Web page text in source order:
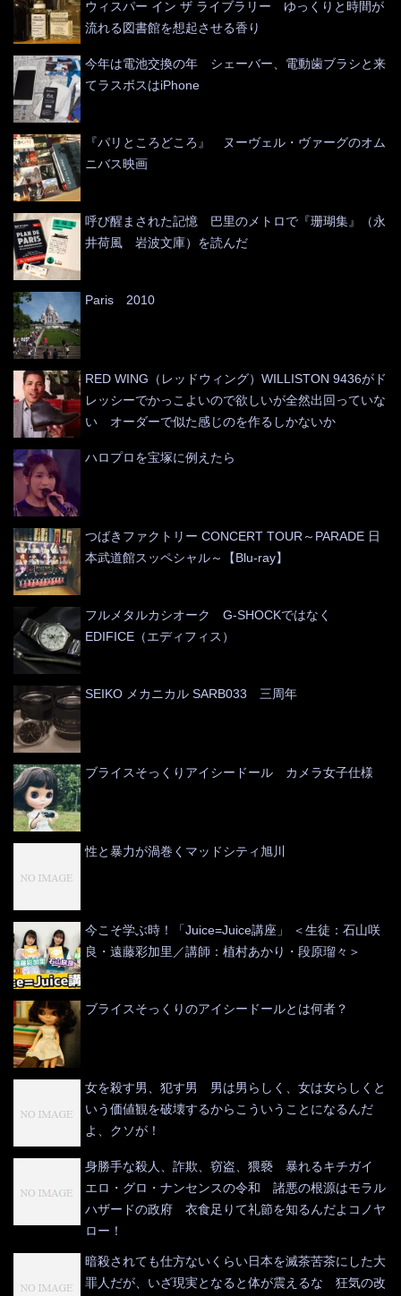
ウィスパー イン ザ ライブラリー ゆっくりと時間が
流れる図書館を想起させる香り
今年は電池交換の年 シェーバー、電動歯ブラシと来
てラスボスはiPhone
『パリところどころ』 ヌーヴェル・ヴァーグのオム
ニバス映画
呼び醒まされた記憶 巴里のメトロで『珊瑚集』（永
井荷風 岩波文庫）を読んだ
Paris 2010
RED WING（レッドウィング）WILLISTON 9436がド
レッシーでかっこよいので欲しいが全然出回っていな
い オーダーで似た感じのを作るしかないか
ハロプロを宝塚に例えたら
つばきファクトリー CONCERT TOUR～PARADE 日
本武道館スッペシャル～【Blu-ray】
フルメタルカシオーク G-SHOCKではなく
EDIFICE（エディフィス）
SEIKO メカニカル SARB033 三周年
ブライスそっくりアイシードール カメラ女子仕様
性と暴力が渦巻くマッドシティ旭川
今こそ学ぶ時！「Juice=Juice講座」 ＜生徒：石山咲
良・遠藤彩加里／講師：植村あかり・段原瑠々＞
ブライスそっくりのアイシードールとは何者？
女を殺す男、犯す男 男は男らしく、女は女らしくと
いう価値観を破壊するからこういうことになるんだ
よ、クソが！
身勝手な殺人、詐欺、窃盗、猥褻 暴れるキチガイ
エロ・グロ・ナンセンスの令和 諸悪の根源はモラル
ハザードの政府 衣食足りて礼節を知るんだよコノヤ
ロー！
暗殺されても仕方ないくらい日本を滅茶苦茶にした大
罪人だが、いざ現実となると体が震えるな 狂気の改